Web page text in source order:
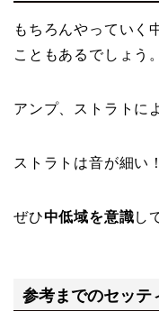
もちろんやっていく
こともあるでしょう。
アンプ、ストラトに
ストラトは音が細い
ぜひ中低域を意識し
参考までのセッテ